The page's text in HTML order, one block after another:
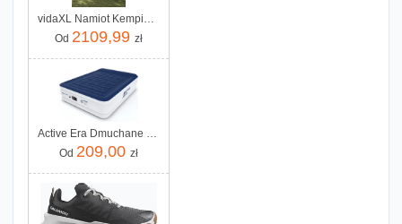
vidaXL Namiot Kempingowy Z Oknami Szary I Pomarańczowy 12 Os Wodoodporny 4100702
Od 2109,99 zł
Active Era Dmuchane Łóżko Luxury Air Bed 203X152X56Cm (King Size) Niebieski
Od 209,00 zł